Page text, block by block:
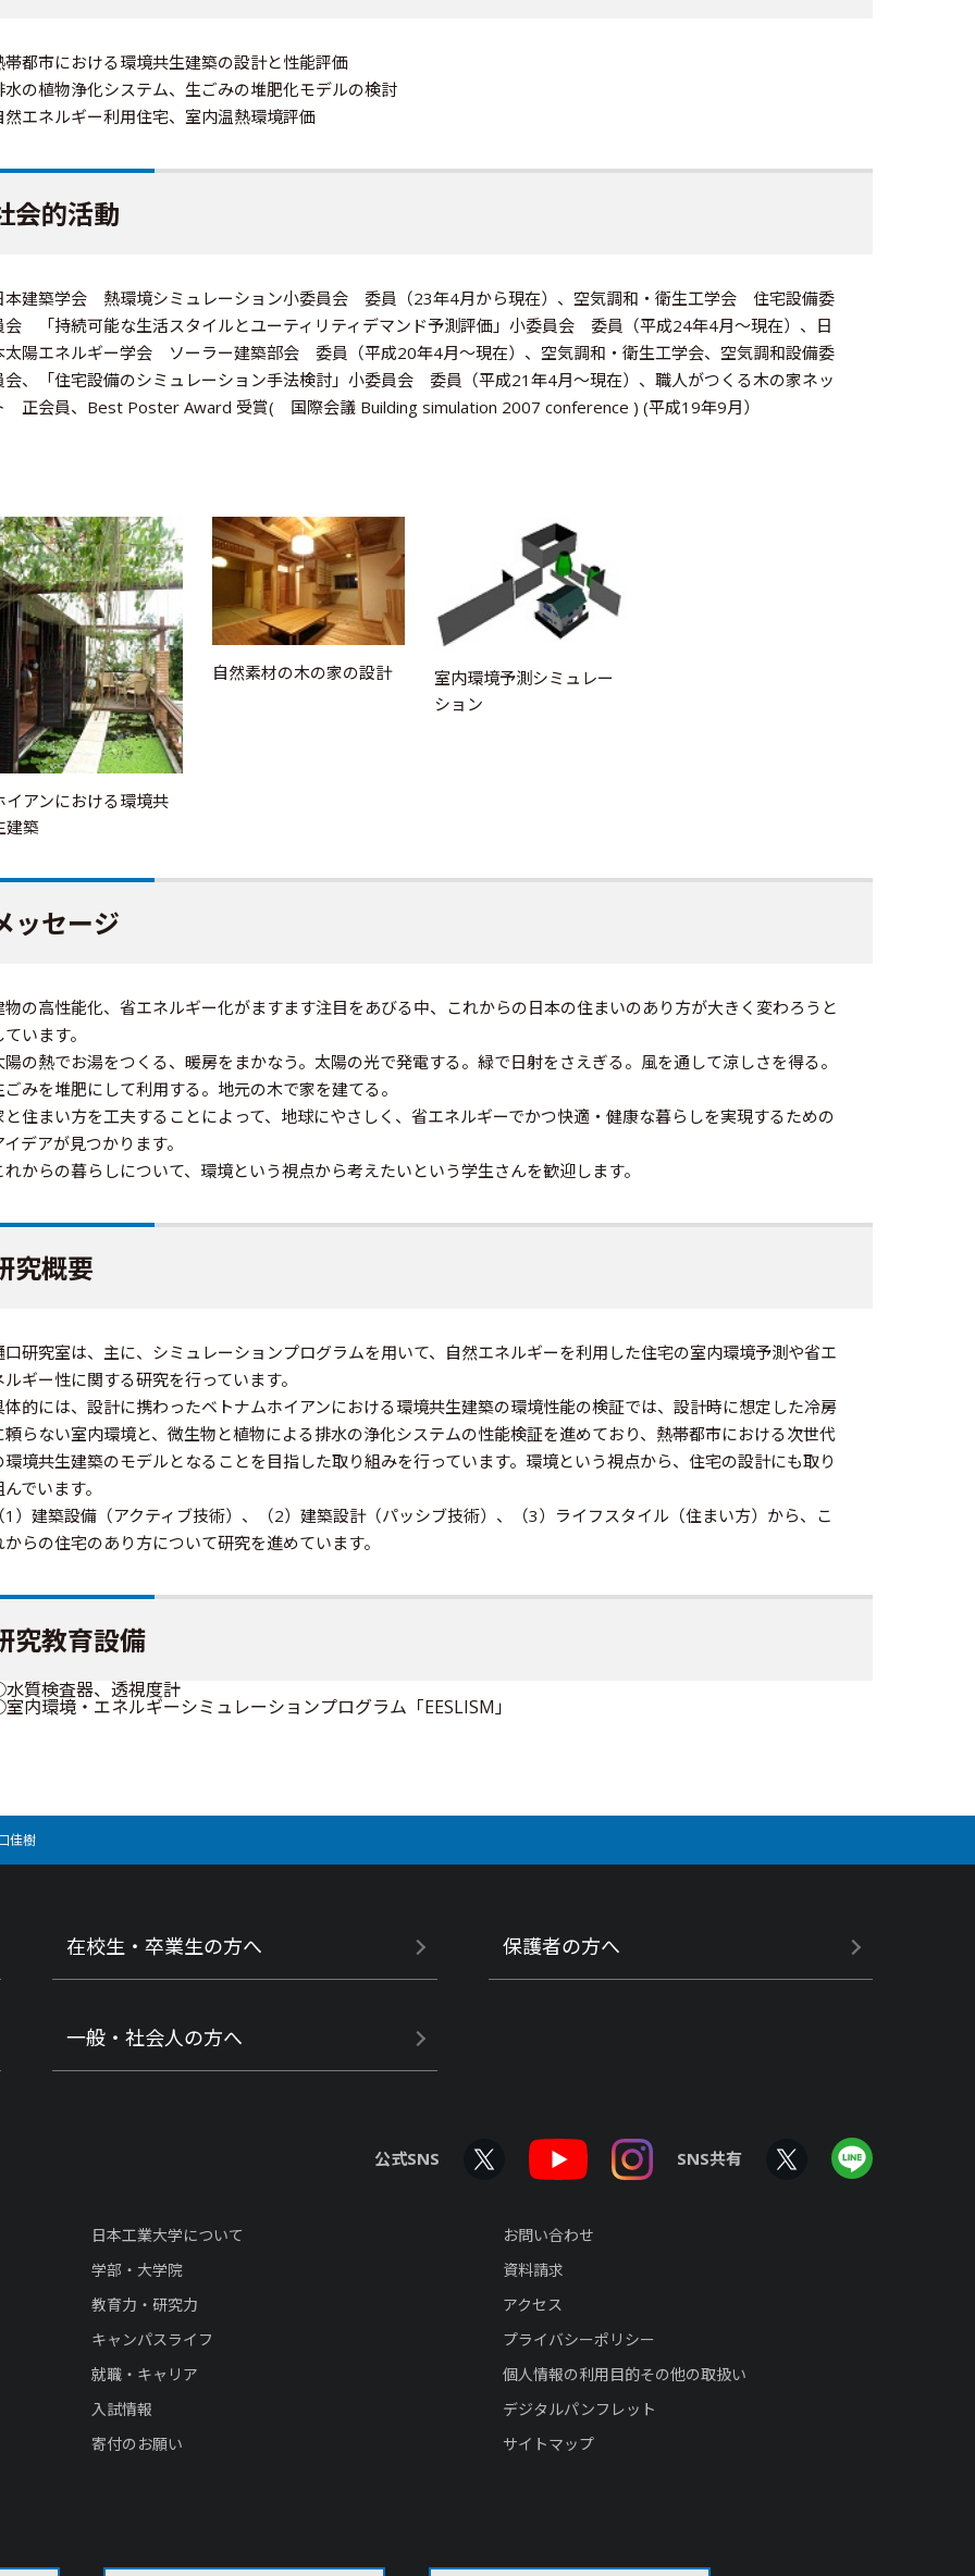
帯都市における環境共生建築の設計と性能評価
水の植物浄化システム、生ごみの堆肥化モデルの検討
然エネルギー利用住宅、室内温熱環境評価
会的活動
本建築学会 熱環境シミュレーション小委員会 委員（23年4月から現在）、空気調和・衛生工学会 住宅設備委
会 「持続可能な生活スタイルとユーティリティデマンド予測評価」小委員会 委員（平成24年4月～現在）、日
太陽エネルギー学会 ソーラー建築部会 委員（平成20年4月～現在）、空気調和・衛生工学会、空気調和設備委
会、「住宅設備のシミュレーション手法検討」小委員会 委員（平成21年4月～現在）、職人がつくる木の家ネッ
正会員、Best Poster Award 受賞( 国際会議 Building simulation 2007 conference ) (平成19年9月）
イアンにおける環境共
建築
自然素材の木の家の設計
室内環境予測シミュレー
ション
ッセージ
物の高性能化、省エネルギー化がますます注目をあびる中、これからの日本の住まいのあり方が大きく変わろうと
ています。
陽の熱でお湯をつくる、暖房をまかなう。太陽の光で発電する。緑で日射をさえぎる。風を通して涼しさを得る。
ごみを堆肥にして利用する。地元の木で家を建てる。
と住まい方を工夫することによって、地球にやさしく、省エネルギーでかつ快適・健康な暮らしを実現するための
イデアが見つかります。
れからの暮らしについて、環境という視点から考えたいという学生さんを歓迎します。
究概要
口研究室は、主に、シミュレーションプログラムを用いて、自然エネルギーを利用した住宅の室内環境予測や省エ
ルギー性に関する研究を行っています。
体的には、設計に携わったベトナムホイアンにおける環境共生建築の環境性能の検証では、設計時に想定した冷房
頼らない室内環境と、微生物と植物による排水の浄化システムの性能検証を進めており、熱帯都市における次世代
環境共生建築のモデルとなることを目指した取り組みを行っています。環境という視点から、住宅の設計にも取り
んでいます。
1）建築設備（アクティブ技術）、（2）建築設計（パッシブ技術）、（3）ライフスタイル（住まい方）から、こ
からの住宅のあり方について研究を進めています。
究教育設備
質検査器、透視度計
内環境・エネルギーシミュレーションプログラム「EESLISM」
佳樹
在校生・卒業生の方へ 保護者の方へ
一般・社会人の方へ
日本工業大学について
学部・大学院
教育力・研究力
キャンパスライフ
就職・キャリア
入試情報
寄付のお願い
お問い合わせ
資料請求
アクセス
プライバシーポリシー
個人情報の利用目的その他の取扱い
デジタルパンフレット
サイトマップ
公式SNS SNS共有